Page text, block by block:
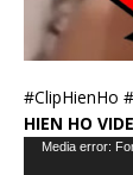
#ClipHienHo
HIEN HO
Video
Media error: